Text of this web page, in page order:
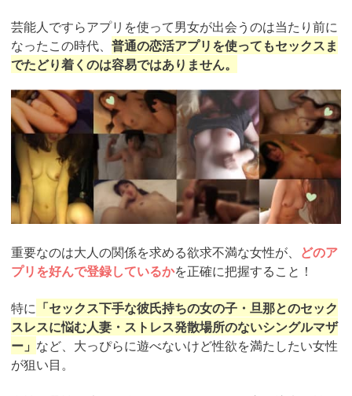
芸能人ですらアプリを使って男女が出会うのは当たり前に
なったこの時代、 普通の恋活アプリを使ってもセックスま
でたどり着くのは容易ではありません。
https://pcmax.jp/lp/?
ad_id=rm327007
重要なのは大人の関係を求める欲求不満な女性が、 どのア
プリを好んで登録しているかを正確に把握すること！
特に 「セックス下手な彼氏持ちの女の子・旦那とのセック
スレスに悩む人妻・ストレス発散場所のないシングルマザ
ー」 など、大っぴらに遊べないけど性欲を満たしたい女性
が狙い目。